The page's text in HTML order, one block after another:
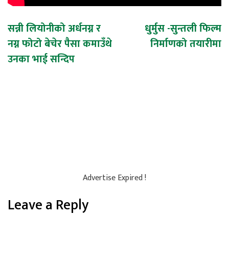
Post
navigation
सन्नी लियोनीको अर्धनग्न र
नग्न फोटो बेचेर पैसा कमाउँथे
उनका भाई सन्दिप
धुर्मुस -सुन्तली फिल्म
निर्माणको तयारीमा
Advertise Expired !
Leave a Reply